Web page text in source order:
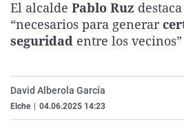
El alcalde Pablo Ruz
“necesarios para generar
seguridad entre los vecinos”
David Alberola García
Elche 04.06.2025 14:23